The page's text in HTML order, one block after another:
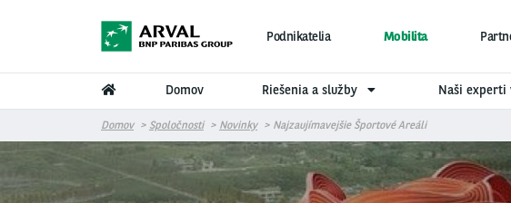
Podnikatelia Mobilita
Domov Riešenia a služby Naši experti
Domov Spoločnosti Novinky Najzaujímavejšie Športové Areáli